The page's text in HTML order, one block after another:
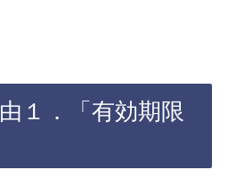
１．「有効期限